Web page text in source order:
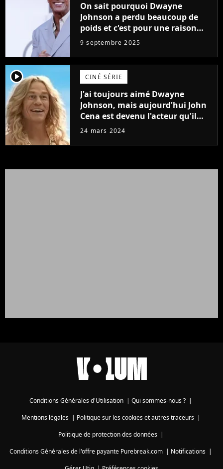
On sait pourquoi Dwayne
Johnson a perdu beaucoup de
poids et c'est pour une raison
importante
9 septembre 2025
player2 CINÉ SÉRIE
J'ai toujours aimé Dwayne
Johnson, mais aujourd'hui John
Cena est devenu l'acteur qu'il
rêvait d'être (et Ricky Stanicky le
24 mars 2024
Conditions Générales d'Utilisation | Qui sommes-nous ? |
Mentions légales| Politique sur les cookies et autres traceurs|
Politique de protection des données|
Conditions Générales de l'offre payante Purebreak.com | Notifications |